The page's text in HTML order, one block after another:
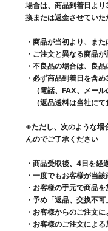
場合は、商品到着日よ
換または返金させていた
・商品が当初より、ま
・ご注文と異なる商品
・不良品の場合は、良
・必ず商品到着日を含
（電話、FAX、メール
（返品送料は当社にて
※ただし、次のような場
んのでご了承ください
・商品受取後、4日を経
・一度でもお客様が当
・お客様の手元で商品
・予め「返品、交換不
・お客様からのご注文
・お客様のご注文によ